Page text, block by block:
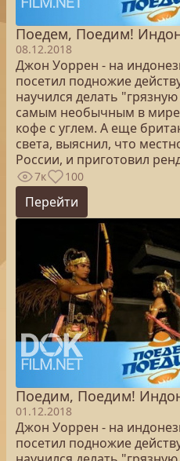
Поедем, Поедим!
08.12.2018
Джон Уоррен - на
посетил подножие
научился делать
самым необычным в мире
кофе с углем. А еще
света, выяснил, что
России, и приготовил
7к 100
Перейти
Поедим, Поедим!
01.12.2018
Джон Уоррен - на
посетил подножие